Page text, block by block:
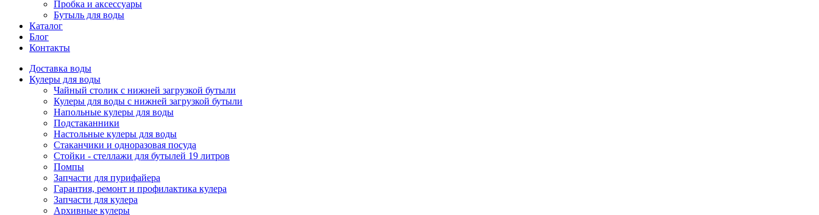
Пробка и аксессуары
Бутыль для воды
Каталог
Блог
Контакты
Доставка воды
Кулеры для воды
Чайный столик с нижней загрузкой бутыли
Кулеры для воды с нижней загрузкой бутыли
Напольные кулеры для воды
Подстаканники
Настольные кулеры для воды
Стаканчики и одноразовая посуда
Стойки - стеллажи для бутылей 19 литров
Помпы
Запчасти для пурифайера
Гарантия, ремонт и профилактика кулера
Запчасти для кулера
Архивные кулеры